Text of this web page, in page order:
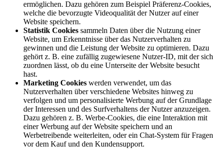
ermöglichen. Dazu gehören zum Beispiel Präferenz-Cookies,
welche die bevorzugte Videoqualität der Nutzer auf einer
Website speichern.
Statistik Cookies sammeln Daten über die Nutzung einer
Website, um Erkenntnisse über das Nutzerverhalten zu
gewinnen und die Leistung der Website zu optimieren. Dazu
gehört z. B. eine zufällig zugewiesene Nutzer-ID, mit der sich
zuordnen lässt, ob du eine Unterseite der Website besucht
hast.
Marketing Cookies werden verwendet, um das
Nutzerverhalten über verschiedene Websites hinweg zu
verfolgen und um personalisierte Werbung auf der Grundlage
der Interessen und des Surfverhaltens der Nutzer anzuzeigen.
Dazu gehören z. B. Werbe-Cookies, die eine Interaktion mit
einer Werbung auf der Website speichern und an
Werbetreibende weiterleiten, oder ein Chat-System für Fragen
vor dem Kauf und den Kundensupport.